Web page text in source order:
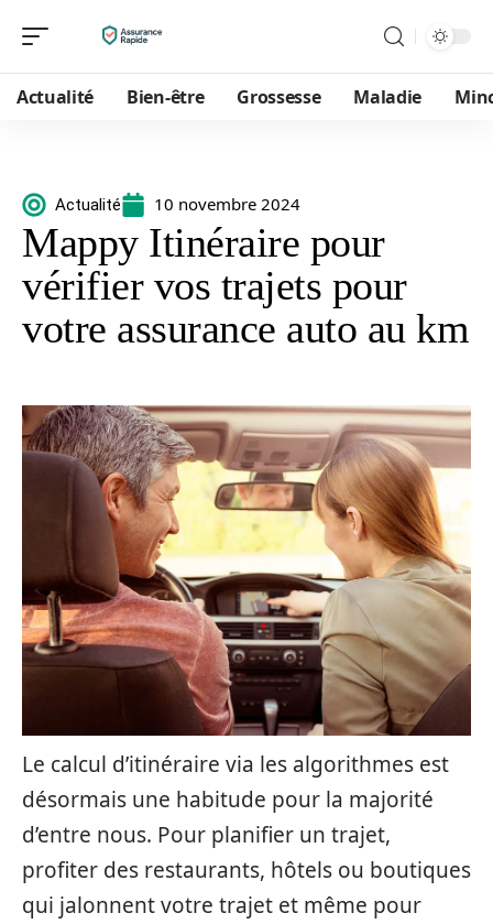
Actualité Bien-être Grossesse Maladie
Actualité 10 novembre 2024
Mappy Itinéraire pour
vérifier vos trajets pour
votre assurance auto au km
Le calcul d’itinéraire via les algorithmes est
désormais une habitude pour la majorité
d’entre nous. Pour planifier un trajet,
profiter des restaurants, hôtels ou boutiques
qui jalonnent votre trajet et même pour